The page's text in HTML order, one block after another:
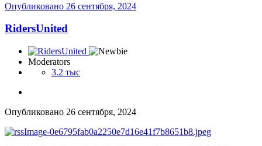
Опубликовано 26 сентября, 2024
RidersUnited
Moderators
3.2 тыс
Опубликовано 26 сентября, 2024